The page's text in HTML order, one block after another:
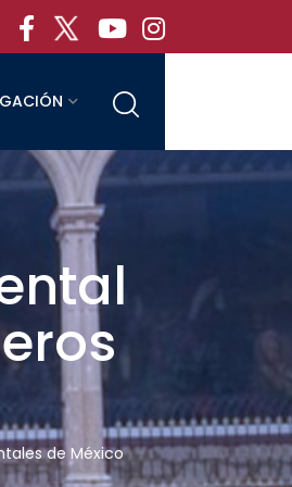
de México